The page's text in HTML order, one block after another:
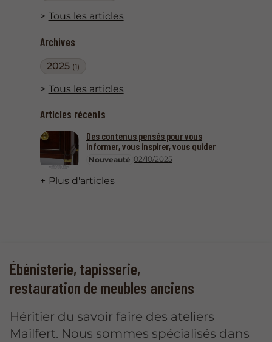
Tous les articles
Archives
2025 (1)
Tous les articles
Articles récents
Nouveauté 02/10/2025
Des contenus pensés pour vous
informer, vous inspirer, vous guider
Plus d'articles
Ébénisterie, tapisserie,
restauration de meubles anciens
Héritier du savoir faire des ateliers
Mailfert. Nous sommes spécialisés dans